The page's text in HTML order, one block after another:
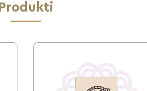
Produkti